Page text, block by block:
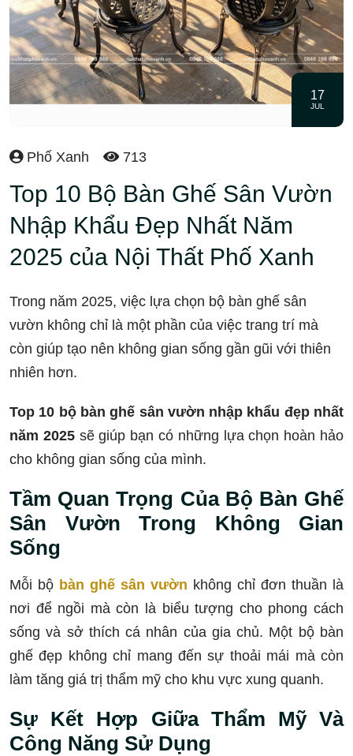
17
JUL
Phố Xanh 713
Top 10 Bộ Bàn Ghế Sân Vườn
Nhập Khẩu Đẹp Nhất Năm
2025 của Nội Thất Phố Xanh
Trong năm 2025, việc lựa chọn bộ bàn ghế sân
vườn không chỉ là một phần của việc trang trí mà
còn giúp tạo nên không gian sống gần gũi với thiên
nhiên hơn.
Top 10 bộ bàn ghế sân vườn nhập khẩu đẹp nhất
năm 2025sẽ giúp bạn có những lựa chọn hoàn hảo
cho không gian sống của mình.
Tầm Quan Trọng Của Bộ Bàn Ghế
Sân Vườn Trong Không Gian
Sống
Mỗi bộ bàn ghế sân vườn không chỉ đơn thuần là
nơi để ngồi mà còn là biểu tượng cho phong cách
sống và sở thích cá nhân của gia chủ. Một bộ bàn
ghế đẹp không chỉ mang đến sự thoải mái mà còn
làm tăng giá trị thẩm mỹ cho khu vực xung quanh.
Sự Kết Hợp Giữa Thẩm Mỹ Và
Công Năng Sử Dụng